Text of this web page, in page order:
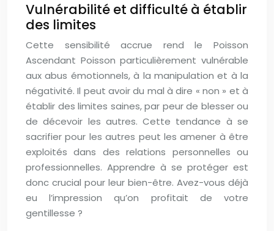
Vulnérabilité et difficulté à établir
des limites
Cette sensibilité accrue rend le Poisson
Ascendant Poisson particulièrement vulnérable
aux abus émotionnels, à la manipulation et à la
négativité. Il peut avoir du mal à dire « non » et à
établir des limites saines, par peur de blesser ou
de décevoir les autres. Cette tendance à se
sacrifier pour les autres peut les amener à être
exploités dans des relations personnelles ou
professionnelles. Apprendre à se protéger est
donc crucial pour leur bien-être. Avez-vous déjà
eu l’impression qu’on profitait de votre
gentillesse ?